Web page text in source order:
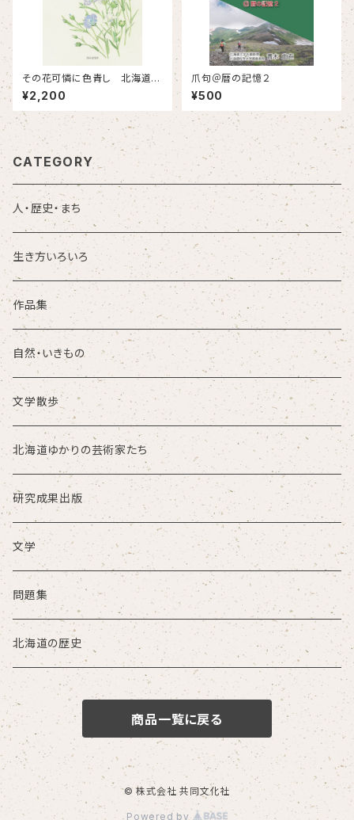
その花可憐に色青し 北海道亜
麻物語
¥2,200
爪句＠暦の記憶２
¥500
CATEGORY
人・歴史・まち
生き方いろいろ
作品集
自然・いきもの
文学散歩
北海道ゆかりの芸術家たち
研究成果出版
文学
問題集
北海道の歴史
商品一覧に戻る
© 株式会社 共同文化社
Powered by